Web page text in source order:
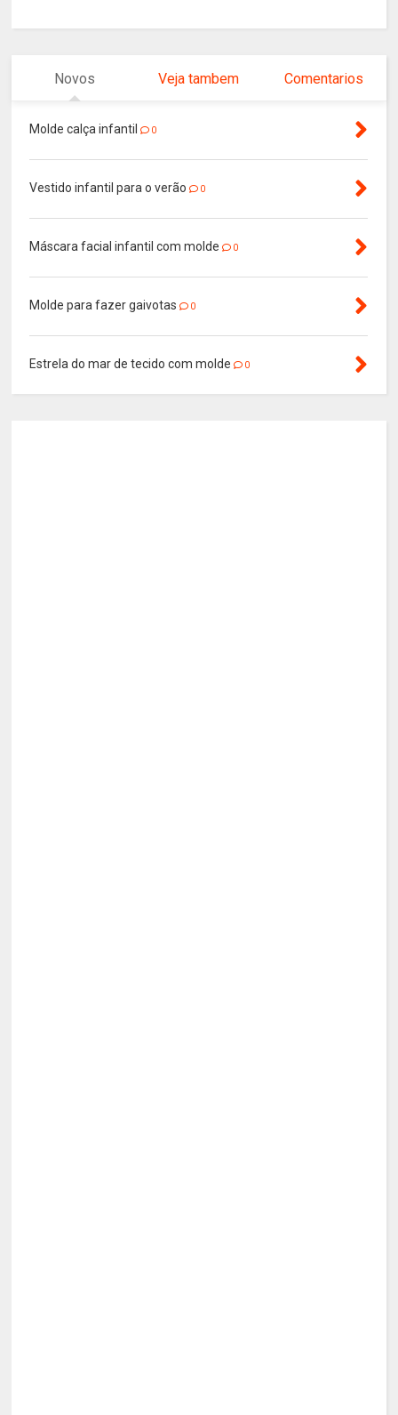
Novos Veja tambem Comentarios
Molde calça infantil 0
Vestido infantil para o verão 0
Máscara facial infantil com molde 0
Molde para fazer gaivotas 0
Estrela do mar de tecido com molde 0